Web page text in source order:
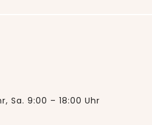
Sa. 9:00 – 18:00 Uhr